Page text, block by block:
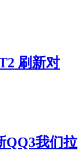
刷新对
QQ3我们拉